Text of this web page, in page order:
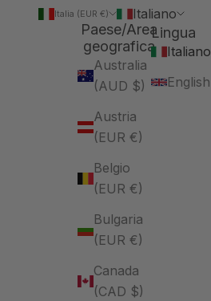
Italia (EUR €)
Paese/Area
geografica
Australia
(AUD $)
Austria
(EUR €)
Belgio
(EUR €)
Bulgaria
(EUR €)
Canada
(CAD $)
Italiano
Lingua
Italiano
English